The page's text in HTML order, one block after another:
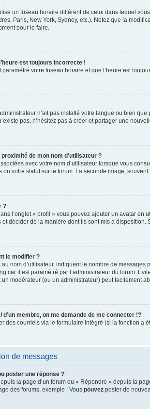
un fuseau horaire différent de celui dans lequel
Paris, New York, Sydney, etc.). Notez que la
pour le faire.
est toujours incorrecte !
paramétré votre fuseau horaire et que l’heure est
n’ait pas installé votre langue ou bien
pas, n’hésitez pas à créer et partager une
de mon nom d’utilisateur ?
avec votre nom d’utilisateur lorsque vous
votre statut sur le forum. La seconde image,
?
l’onglet « profil » vous pouvez ajouter un avatar en
décider de la manière dont ils sont mis à disposition.
le modifier ?
nom d’utilisateur, indiquent le nombre de
car il est paramétré par l’administrateur du forum.
modérateur (ou un administrateur) peut facilement
d’un membre, on me demande de me connecter !?
des courriels via le formulaire intégré (si la fonction
de messages
poster une réponse ?
la page d’un forum ou « Répondre » depuis la
des forums, exemple : Vous pouvez poster de